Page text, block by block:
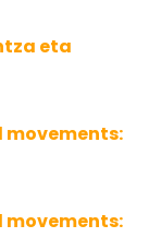
eta
movements:
movements: